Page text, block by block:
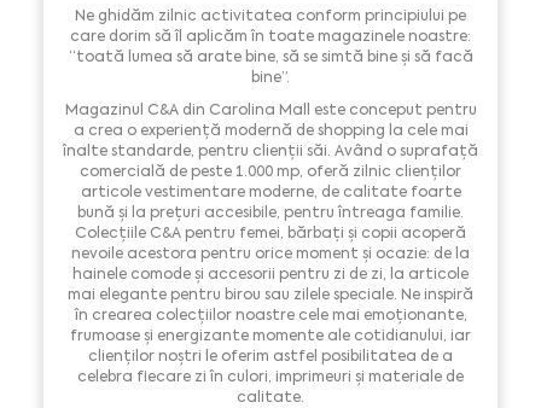
Ne ghidăm zilnic activitatea conform principiului pe
care dorim să îl aplicăm în toate magazinele noastre:
“toată lumea să arate bine, să se simtă bine și să facă
bine”.
Magazinul C&A din Carolina Mall este conceput pentru
a crea o experiență modernă de shopping la cele mai
înalte standarde, pentru clienții săi. Având o suprafață
comercială de peste 1.000 mp, oferă zilnic clienților
articole vestimentare moderne, de calitate foarte
bună și la prețuri accesibile, pentru întreaga familie.
Colecțiile C&A pentru femei, bărbați și copii acoperă
nevoile acestora pentru orice moment și ocazie: de la
hainele comode și accesorii pentru zi de zi, la articole
mai elegante pentru birou sau zilele speciale. Ne inspiră
în crearea colecțiilor noastre cele mai emoționante,
frumoase și energizante momente ale cotidianului, iar
clienților noștri le oferim astfel posibilitatea de a
celebra fiecare zi în culori, imprimeuri și materiale de
calitate.